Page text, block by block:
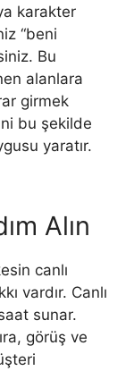
karakter
“beni
Bu
alanlara
girmek
bu şekilde
yaratır.
Alın
canlı
vardır. Canlı
sunar.
görüş ve